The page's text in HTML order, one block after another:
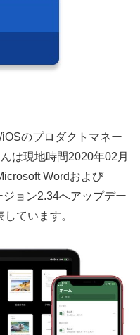
のプロダクトマネー
は現地時間2020年02月
Wordおよび
ョン2.34へアップデー
ています。